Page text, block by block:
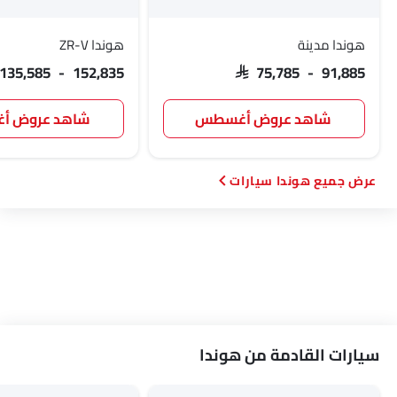
هوندا مدينة
SAR 75,785 - 91,885
شاهد عروض أغسطس
هوندا ZR-V
135,585 - 152,835
شاهد عروض
هوندا سيارات
سيارات القادمة من هوندا